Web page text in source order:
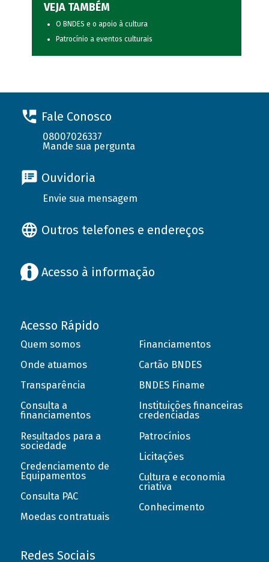
VEJA TAMBÉM
O BNDES e o apoio à cultura
Patrocínio a eventos culturais
Fale Conosco
08007026337
Mande sua pergunta
Ouvidoria
Envie sua mensagem
Outros telefones e endereços
Acesso à informação
Acesso Rápido
Quem somos
Onde atuamos
Transparência
Consulta a
financiamentos
Resultados para a
sociedade
Credenciamento de
Equipamentos
Consulta PAC
Moedas contratuais
Financiamentos
Cartão BNDES
BNDES Finame
Instituições financeiras
credenciadas
Patrocínios
Licitações
Cultura e economia
criativa
Conhecimento
Redes Sociais